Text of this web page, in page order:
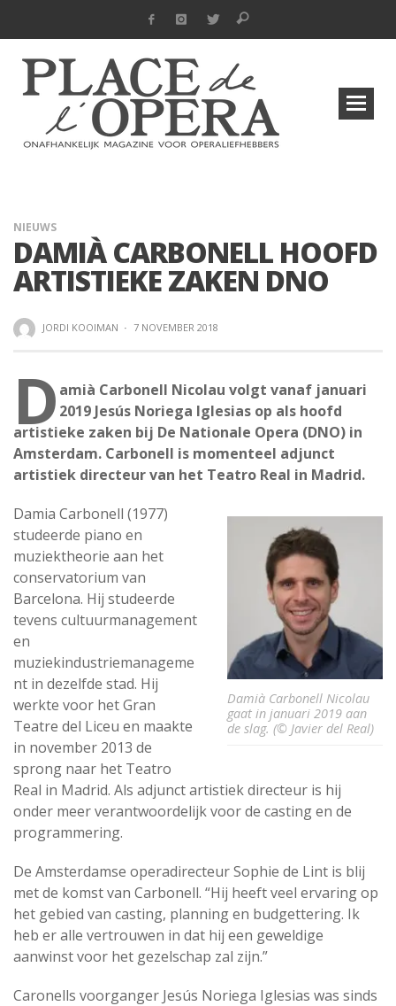
NIEUWS
DAMIÀ CARBONELL HOOFD
ARTISTIEKE ZAKEN DNO
JORDI KOOIMAN · 7 NOVEMBER 2018
D amià Carbonell Nicolau volgt vanaf januari
2019 Jesús Noriega Iglesias op als hoofd
artistieke zaken bij De Nationale Opera (DNO) in
Amsterdam. Carbonell is momenteel adjunct
artistiek directeur van het Teatro Real in Madrid.
Damià Carbonell Nicolau
gaat in januari 2019 aan
de slag. (© Javier del Real)
Damia Carbonell (1977)
studeerde piano en
muziektheorie aan het
conservatorium van
Barcelona. Hij studeerde
tevens cultuurmanagement
en
muziekindustriemanageme
nt in dezelfde stad. Hij
werkte voor het Gran
Teatre del Liceu en maakte
in november 2013 de
sprong naar het Teatro
Real in Madrid. Als adjunct artistiek directeur is hij
onder meer verantwoordelijk voor de casting en de
programmering.
De Amsterdamse operadirecteur Sophie de Lint is blij
met de komst van Carbonell. “Hij heeft veel ervaring op
het gebied van casting, planning en budgettering. Ik
heb er alle vertrouwen in dat hij een geweldige
aanwinst voor het gezelschap zal zijn.”
Caronells voorganger Jesús Noriega Iglesias was sinds